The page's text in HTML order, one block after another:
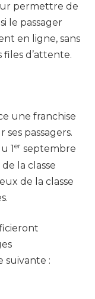
permettre de
le passager
en ligne, sans
d’attente.
une franchise
passagers.
1 er septembre
la classe
de la classe
suivante :